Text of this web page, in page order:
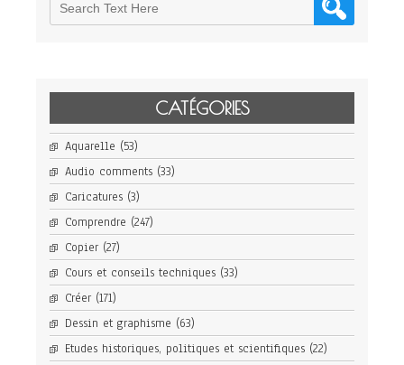
CATÉGORIES
Aquarelle (53)
Audio comments (33)
Caricatures (3)
Comprendre (247)
Copier (27)
Cours et conseils techniques (33)
Créer (171)
Dessin et graphisme (63)
Etudes historiques, politiques et scientifiques (22)